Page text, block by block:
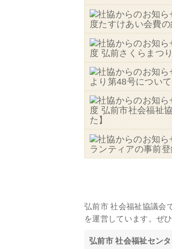
度たすけあい会費
度 弘前さくらまつ
より第48号について
度 弘前市社会福祉
た】
ランティアの事前
弘前市 社会福祉協議会
を運営しています。ぜ
弘前市 社会福祉セン